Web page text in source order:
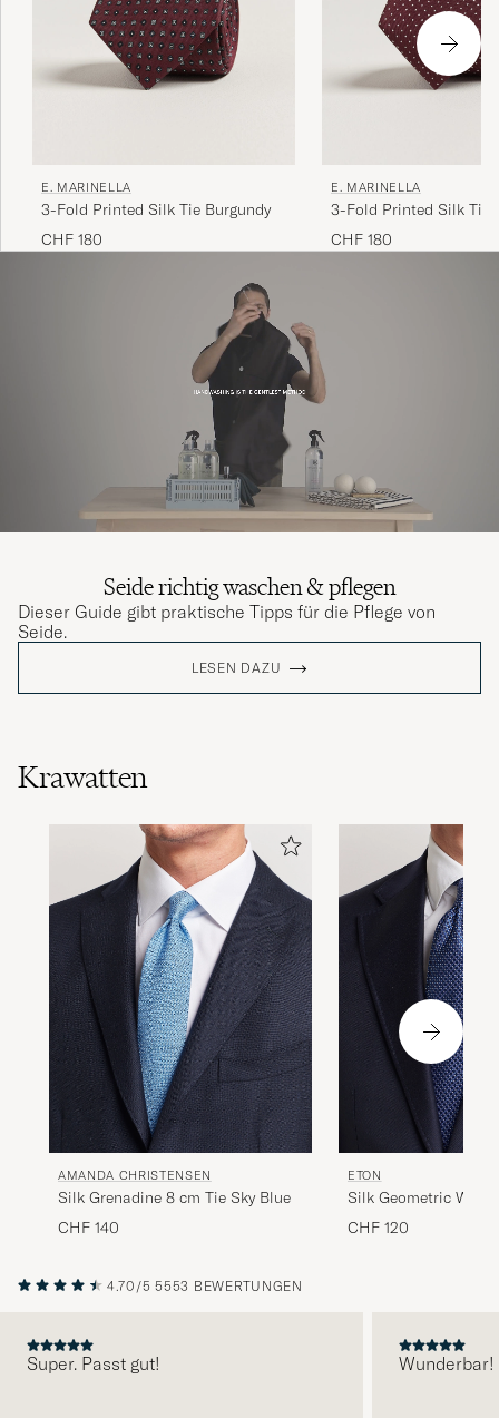
E. MARINELLA
3-Fold Printed Silk Tie Burgundy
CHF 180
E. MARINELLA
3-Fold Printed Silk Tie
CHF 180
Seide richtig waschen & pflegen
Dieser Guide gibt praktische Tipps für die Pflege von
Seide.
LESEN DAZU
Krawatten
AMANDA CHRISTENSEN
Silk Grenadine 8 cm Tie Sky Blue
CHF 140
ETON
Silk Geometric
CHF 120
4.70/5 5553 BEWERTUNGEN
Super. Passt gut! Wunderbar!